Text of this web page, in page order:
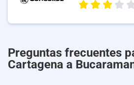
Preguntas frecuentes
Cartagena a